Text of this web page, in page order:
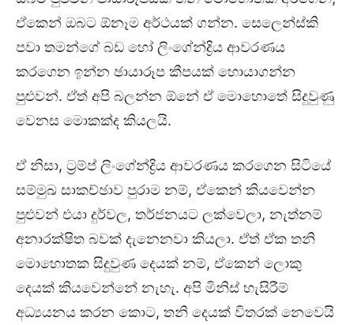
ඒකෙන් ඔබට ඕනෑම අර්ථයක් ගන්න. සෙලෙන්ස්කි
පවා තමන්ගේ බඩ හෝ ලිංගේන්ද්‍රිය ආවරණය
කරගෙන ඉන්න ඡායාරූප කීපයක් හොයාගන්න
පුළුවන්. ඒත් අපි බලන්න ඕනේ ඒ මොහොතේ සිදුවුණු
වෙනස මොකක්ද කියලයි.
ඒ නිසා, ට්‍රම්ප් ලිංගේන්ද්‍රිය ආවරණය කරගෙන සිටියේ
සම්මුඛ සාකච්ඡාව පුරාම නම්, ඒකෙන් කියවෙන්න
පුළුවන් එයා දුර්වල, තර්ජනයට ලක්වෙලා, නැත්නම්
අනාරක්ෂිත බවක් දැනෙනවා කියලා. ඒත් ඒක තනි
මොහොතක සිදුවුණ දෙයක් නම්, ඒකෙන් ලොකු
දෙයක් කියවෙන්නේ නැහැ. අපි මිනිස් හැසිරීම්
අධ්‍යයනය කරන කොට, තනි දෙයක් විතරක් නෙවෙයි